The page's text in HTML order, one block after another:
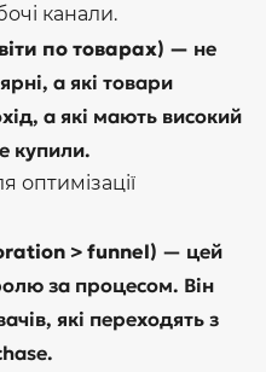
канали.
по товарах) — не
а які товари
а які мають високий
купили.
оптимізації
> funnel) — цей
за процесом. Він
які переходять з